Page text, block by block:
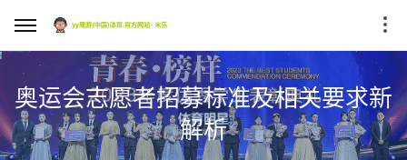
奥运会志愿者招募标准及相关要求新
解析